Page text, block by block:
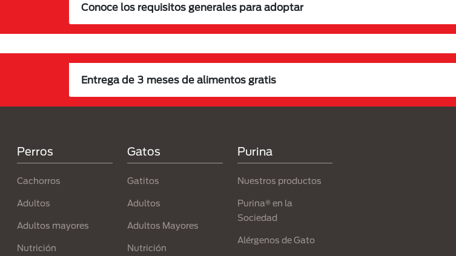
Conoce los requisitos generales para adoptar
Entrega de 3 meses de alimentos gratis
Perros
Cachorros
Adultos
Adultos mayores
Nutrición
Gatos
Gatitos
Adultos
Adultos Mayores
Nutrición
Purina
Nuestros productos
Purina® en la
Sociedad
Alérgenos de Gato